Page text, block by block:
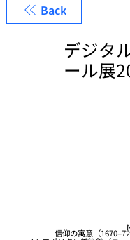
Back
デジタ
ール展
信仰の寓意（1670–72